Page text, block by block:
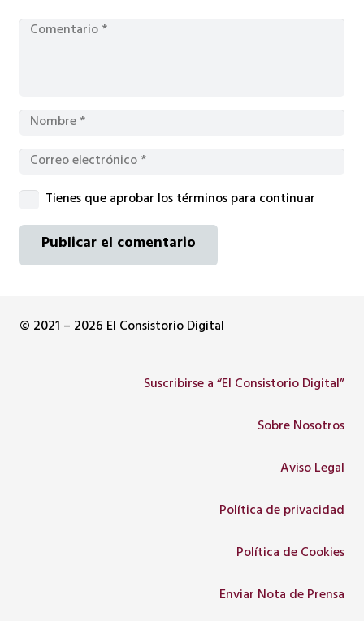
Tienes que aprobar los términos para continuar
Publicar el comentario
© 2021 – 2026 El Consistorio Digital
Suscribirse a “El Consistorio Digital”
Sobre Nosotros
Aviso Legal
Política de privacidad
Política de Cookies
Enviar Nota de Prensa